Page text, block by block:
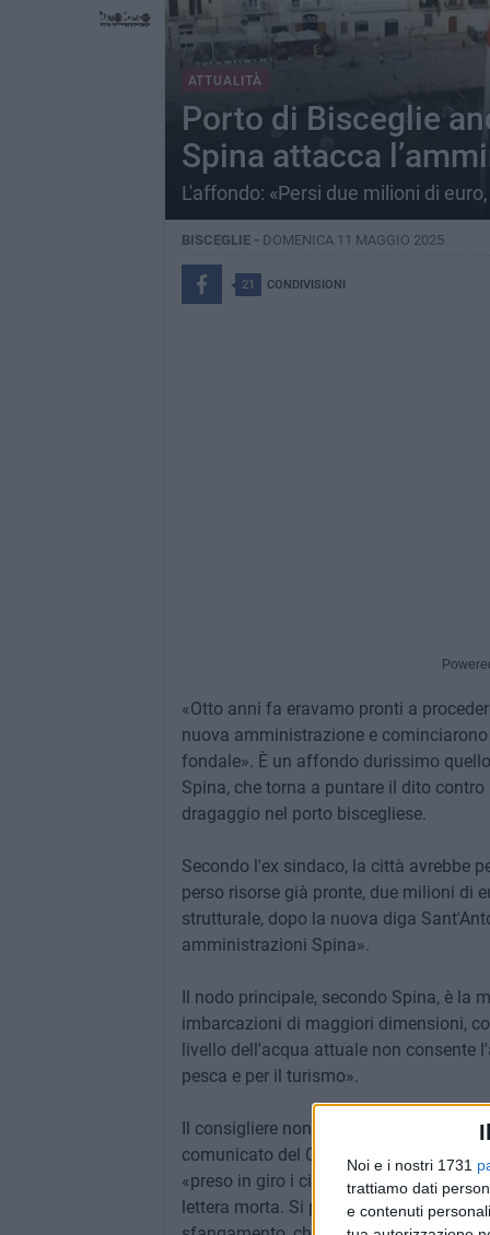
Noi e i nostri 1731
trattiamo dati
e contenuti
ATTUALITÀ
Porto di Bisceglie
Spina attacca
L'affondo: «Persi due milioni di
BISCEGLIE - DOMENICA 11 MAGGIO 2025
21 CONDIVISIONI
«Otto anni fa eravamo pronti a
nuova amministrazione e
fondale». È un affondo durissimo
Spina, che torna a puntare il dito
dragaggio nel porto biscegliese.
Secondo l'ex sindaco, la città avrebbe
perso risorse già pronte, due milioni di
strutturale, dopo la nuova diga
amministrazioni Spina».
Il nodo principale, secondo Spina, è la
imbarcazioni di maggiori dimensioni,
livello dell'acqua attuale non consente
pesca e per il turismo».
Il consigliere non risparmia critiche
comunicato del Comune «l'ennesimo
«preso in giro i cittadini» durante la
lettera morta. Si parla di interventi